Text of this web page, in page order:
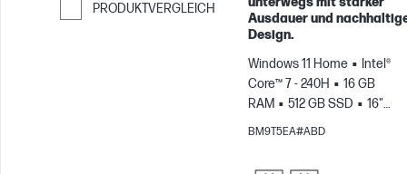
PRODUKTVERGLEICH
Weiter zum Vergleichen
Ausdauer und
Design.
Windows 11 Home
Intel®
Core™ 7 - 240H
16 GB
RAM
512 GB SSD
16"
2K
Intel® Grafikkarte
BM9T5EA#ABD